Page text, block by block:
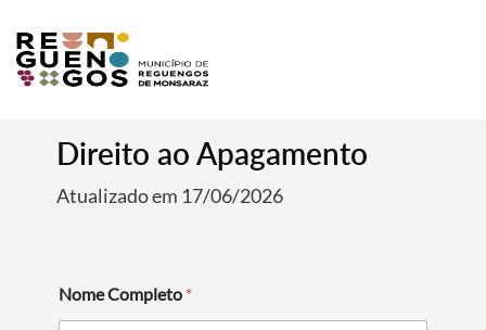
Direito ao Apagamento
Atualizado em 17/06/2026
Nome Completo *